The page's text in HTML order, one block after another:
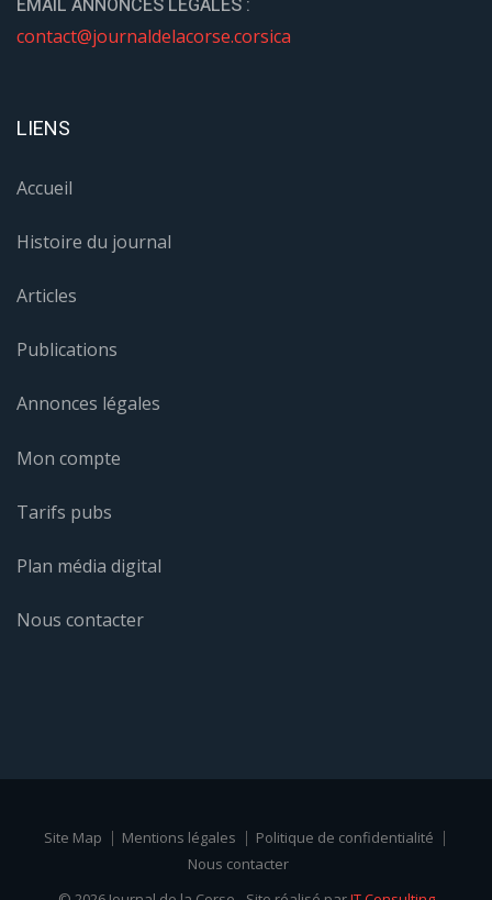
EMAIL ANNONCES LÉGALES :
contact@journaldelacorse.corsica
LIENS
Accueil
Histoire du journal
Articles
Publications
Annonces légales
Mon compte
Tarifs pubs
Plan média digital
Nous contacter
Site Map Mentions légales
Politique de confidentialité
Nous contacter